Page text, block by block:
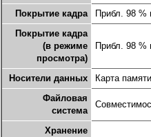
Покрытие кадра
Прибл. 98 %
Покрытие кадра
(в режиме
просмотра)
Прибл. 98 %
Носители данных
Карта
Файловая
система
Хранение